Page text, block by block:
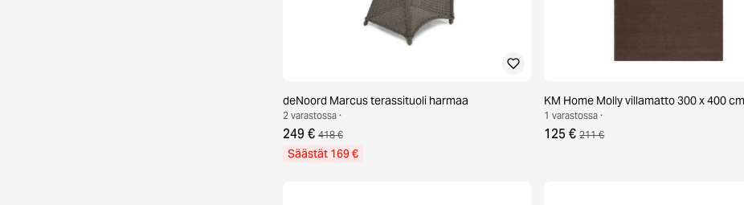
deNoord Marcus terassituoli harmaa
2 varastossa ·
249 € 418 €
Säästät 169 €
KM Home Molly villamatto 300 x 400
1 varastossa ·
125 € 211 €